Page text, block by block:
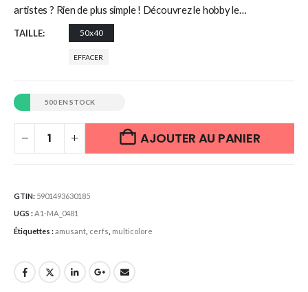
artistes ? Rien de plus simple ! Découvrez le hobby le…
TAILLE 50x40
EFFACER
500 EN STOCK
AJOUTER AU PANIER
GTIN: 5901493630185
UGS :A1-MA_0481
Étiquettes :amusant cerfs multicolore